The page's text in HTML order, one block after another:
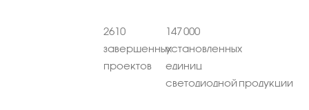
2610
завершенных
проектов
147 000
установленных
единиц
светодиодной продукции